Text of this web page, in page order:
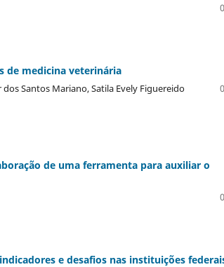
de medicina veterinária
Santos Mariano, Satila Evely Figuereido
de uma ferramenta para auxiliar o
e desafios nas instituições